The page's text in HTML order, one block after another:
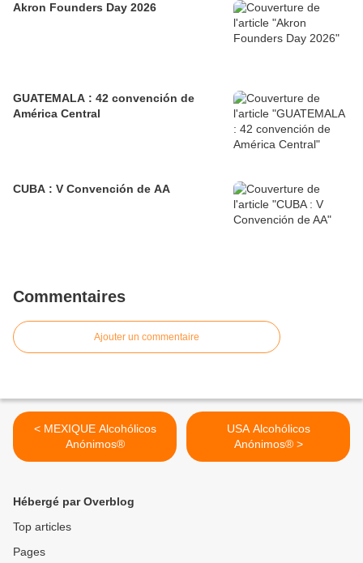
Akron Founders Day 2026
GUATEMALA : 42 convención de
América Central
CUBA : V Convención de AA
Commentaires
Ajouter un commentaire
< MEXIQUE Alcohólicos
Anónimos®
USA Alcohólicos
Anónimos® >
Hébergé par Overblog
Top articles
Pages